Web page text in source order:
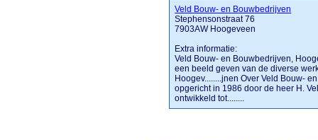
Veld Bouw- en Bouwbedrijven
Stephensonstraat 76
7903AW Hoogeveen
Extra informatie:
Veld Bouw- en Bouwbedrijven,
een beeld geven van de diverse
Hoogev........jnen Over Veld Bouw-
opgericht in 1986 door de heer H.
ontwikkeld tot........